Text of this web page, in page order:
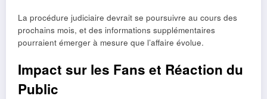
La procédure judiciaire devrait se poursuivre au cours des
prochains mois, et des informations supplémentaires
pourraient émerger à mesure que l’affaire évolue.
Impact sur les Fans et Réaction du
Public